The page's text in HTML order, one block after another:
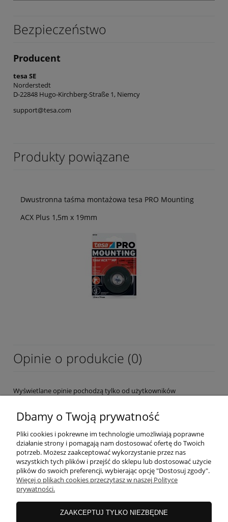
Bezpieczeństwo
Producent
tesa SE
Norderstedt
D-22848 Hugo-Kirchberg-Straße 1, Niemcy
support@tesa.com
Produkty powiązane
Dwustronna taśma montażowa tesa PRO Mounting
ACX Plus 1,5m x 19mm
Opinie o produkcie (0)
Wyświetlane opinie pochodzą tylko od użytkowników
OBSŁUGA KLIENTA
MOJE KONTO
Dbamy o Twoją prywatność
Pliki cookies i pokrewne im technologie umożliwiają poprawne
działanie strony i pomagają nam dostosować ofertę do Twoich
potrzeb. Możesz zaakceptować wykorzystanie przez nas
wszystkich tych plików i przejść do sklepu lub dostosować użycie
plików do swoich preferencji, wybierając opcję "Dostosuj zgody".
Więcej o plikach cookies przeczytasz w naszej Polityce
prywatności.
ZAAKCEPTUJ TYLKO NIEZBĘDNE